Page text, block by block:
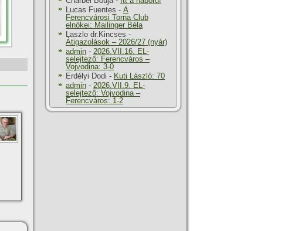
Lucas Fuentes - A
Ferencvárosi Torna Club
elnökei: Mailinger Béla
Laszlo dr.Kincses -
Átigazolások – 2026/27 (nyár)
admin - 2026.VII.16. EL-
selejtező: Ferencváros –
Vojvodina: 3-0
Erdélyi Dodi - Kuti László: 70
admin - 2026.VII.9. EL-
selejtező: Vojvodina –
Ferencváros: 1-2